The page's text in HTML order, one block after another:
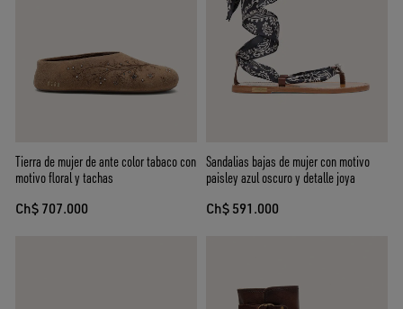
Tierra de mujer de ante color tabaco con
motivo floral y tachas
Ch$ 707.000
Sandalias bajas de mujer con motivo
paisley azul oscuro y detalle joya
Ch$ 591.000